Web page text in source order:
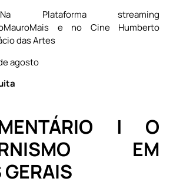
Na Plataforma streaming
e no Cine Humberto
das Artes
agosto
| O
EM